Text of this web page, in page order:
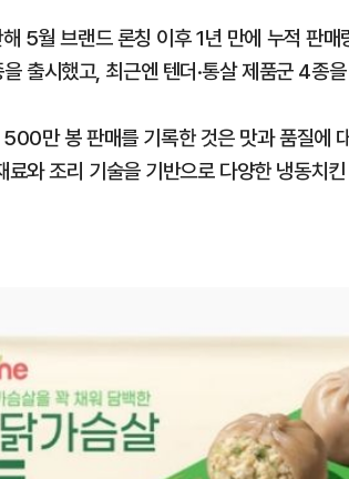
5월 브랜드 론칭 이후 1년 만에 누적 판
출시했고, 최근엔 텐더·통살 제품군 4종
만 봉 판매를 기록한 것은 맛과 품질에
와 조리 기술을 기반으로 다양한 냉동치